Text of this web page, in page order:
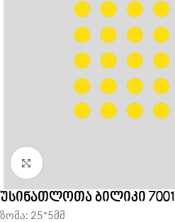
Click to enlarge
უსინათლოთა ბილიკი 7001
ზომა: 25*5მმ